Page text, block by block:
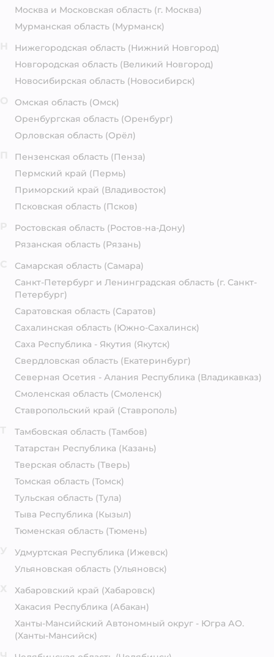
Москва и Московская область (г. Москва)
Мурманская область (Мурманск)
Нижегородская область (Нижний Новгород)
Новгородская область (Великий Новгород)
Новосибирская область (Новосибирск)
Омская область (Омск)
Оренбургская область (Оренбург)
Орловская область (Орёл)
Пензенская область (Пенза)
Пермский край (Пермь)
Приморский край (Владивосток)
Псковская область (Псков)
Ростовская область (Ростов-на-Дону)
Рязанская область (Рязань)
Самарская область (Самара)
Санкт-Петербург и Ленинградская область (г. Санкт-
Петербург)
Саратовская область (Саратов)
Сахалинская область (Южно-Сахалинск)
Саха Республика - Якутия (Якутск)
Свердловская область (Екатеринбург)
Северная Осетия - Алания Республика (Владикавказ)
Смоленская область (Смоленск)
Ставропольский край (Ставрополь)
Тамбовская область (Тамбов)
Татарстан Республика (Казань)
Тверская область (Тверь)
Томская область (Томск)
Тульская область (Тула)
Тыва Республика (Кызыл)
Тюменская область (Тюмень)
Удмуртская Республика (Ижевск)
Ульяновская область (Ульяновск)
Хабаровский край (Хабаровск)
Хакасия Республика (Абакан)
Ханты-Мансийский Автономный округ - Югра АО.
(Ханты-Мансийск)